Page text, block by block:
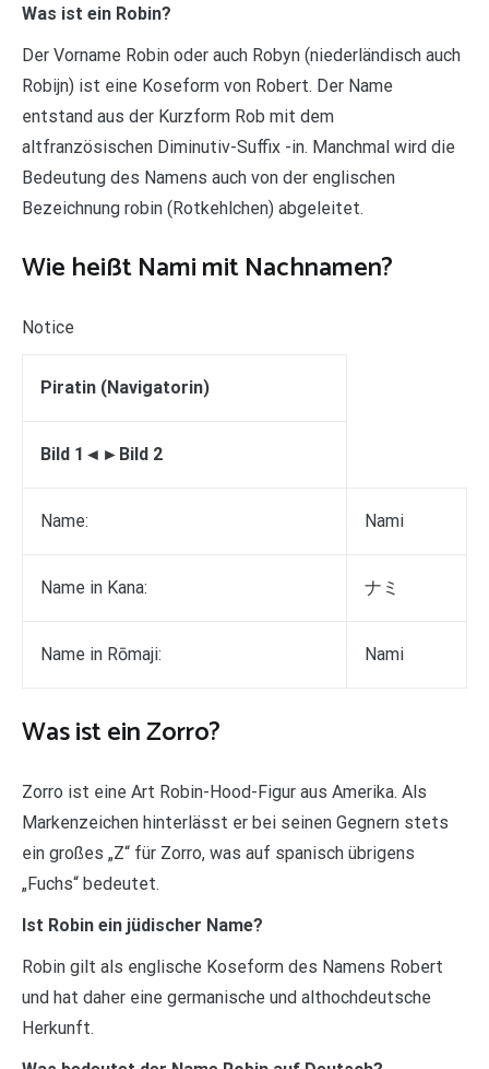
Was ist ein Robin?
Der Vorname Robin oder auch Robyn (niederländisch auch
Robijn) ist eine Koseform von Robert. Der Name
entstand aus der Kurzform Rob mit dem
altfranzösischen Diminutiv-Suffix -in. Manchmal wird die
Bedeutung des Namens auch von der englischen
Bezeichnung robin (Rotkehlchen) abgeleitet.
Wie heißt Nami mit Nachnamen?
Notice
Piratin (Navigatorin)
Bild 1◄►Bild 2
Name: Nami
Name in Kana: ナミ
Name in Rōmaji: Nami
Was ist ein Zorro?
Zorro ist eine Art Robin-Hood-Figur aus Amerika. Als
Markenzeichen hinterlässt er bei seinen Gegnern stets
ein großes „Z“ für Zorro, was auf spanisch übrigens
„Fuchs“ bedeutet.
Ist Robin ein jüdischer Name?
Robin gilt als englische Koseform des Namens Robert
und hat daher eine germanische und althochdeutsche
Herkunft.